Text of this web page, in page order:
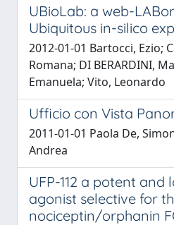
UBioLab: a web-
Ubiquitous in-silico
2012-01-01 Bartocci, Ezio;
Romana; DI BERARDINI,
Emanuela; Vito, Leonardo
Ufficio con Vista
2011-01-01 Paola De,
Andrea
UFP-112 a potent and
agonist selective for
nociceptin/orphanin